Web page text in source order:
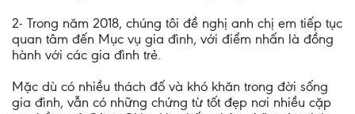
2- Trong năm 2018, chúng tôi đề nghị anh chị em tiếp tục
quan tâm đến Mục vụ gia đình, với điểm nhấn là đồng
hành với các gia đình trẻ.
Mặc dù có nhiều thách đố và khó khăn trong đời sống
gia đình, vẫn có những chứng từ tốt đẹp nơi nhiều cặp